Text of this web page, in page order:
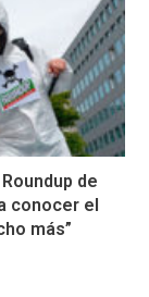
de
conocer el
más”